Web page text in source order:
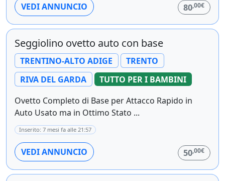
VEDI ANNUNCIO 80,00€
Seggiolino ovetto auto con base
TRENTINO-ALTO ADIGE
TRENTO
RIVA DEL GARDA
TUTTO PER I BAMBINI
Ovetto Completo di Base per Attacco Rapido in
Auto Usato ma in Ottimo Stato ...
Inserito: 7 mesi fa alle 21:57
VEDI ANNUNCIO 50,00€